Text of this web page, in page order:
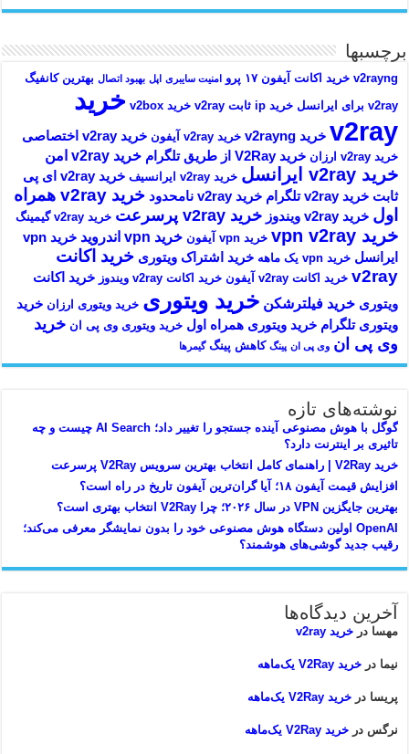
برچسبها
v2rayng خرید اکانت آیفون ۱۷ پرو امنیت سایبری اپل بهبود اتصال بهترین کانفیگ
v2ray برای ایرانسل
خرید ip ثابت v2ray خرید v2box
خرید
v2ray خرید v2rayng خرید v2ray آیفون خرید v2ray اختصاصی
خرید v2ray ارزان خرید V2Ray از طریق تلگرام خرید v2ray امن
خرید v2ray ایرانسل خرید v2ray ایرانسیف
خرید v2ray ای پی
ثابت خرید v2ray تلگرام خرید v2ray نامحدود
خرید v2ray همراه
اول خرید v2ray ویندوز خرید v2ray پرسرعت خرید v2ray گیمینگ
خرید vpn v2ray خرید vpn آیفون خرید vpn اندروید
خرید vpn
ایرانسل خرید vpn یک ماهه خرید اشتراک ویتوری خرید اکانت
v2ray خرید اکانت v2ray آیفون خرید اکانت v2ray ویندوز
خرید اکانت
ویتوری خرید فیلترشکن خرید ویتوری خرید ویتوری ارزان خرید
ویتوری تلگرام خرید ویتوری همراه اول خرید ویتوری وی پی ان خرید
وی پی ان وی پی ان پینگ کاهش پینگ گیمرها
نوشته‌های تازه
گوگل با هوش مصنوعی آینده جستجو را تغییر داد؛ AI Search چیست و چه
تاثیری بر اینترنت دارد؟
خرید V2Ray | راهنمای کامل انتخاب بهترین سرویس V2Ray پرسرعت
افزایش قیمت آیفون ۱۸؛ آیا گران‌ترین آیفون تاریخ در راه است؟
بهترین جایگزین VPN در سال ۲۰۲۶؛ چرا V2Ray انتخاب بهتری است؟
OpenAI اولین دستگاه هوش مصنوعی خود را بدون نمایشگر معرفی می‌کند؛
رقیب جدید گوشی‌های هوشمند؟
آخرین دیدگاه‌ها
مهسا درخرید v2ray
نیما درخرید V2Ray یک‌ماهه
پریسا درخرید V2Ray یک‌ماهه
نرگس درخرید V2Ray یک‌ماهه